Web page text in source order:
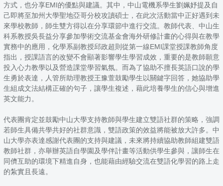
方式，也分享EMI的優點與建議。其中，中山電機系學生劉姵妤提及自
己即將至加州大學聖地亞哥分校攻讀碩士，在此次活動當中正好遇到未
來學校教師，師生雙方得以在分享環節中進行交流。教師代表、中山生
科系教授吳長益分享參加學術交流基金會海外研修計畫的心得與在教學
實務中的應用，化學系副教授邱政超則從第一線EMI課堂授課教師角度
指出，授課語言的改變不會顯著影響學生學習成效，重要的是教師願意
投入心力教學以及營造課堂學習氣氛。而為了協助不擅長英語口說的學
生勇於表達，人管所助理教授王豫萱鼓勵學生以關鍵字回答，她協助學
生組成文法結構正確的句子，讓學生複述，藉此培養學生的信心與增進
英文能力。
代表團肯定並鼓勵中山大學支持教師與學生建立雙語社群的策略，強調
若師生具備共學共好的社群意識，雙語政策的效益將能被放大許多。中
山大學亦表達感謝代表團的支持與建議，未來將持續協助教師組建雙語
教師社群，亦舉辦英語自學園及學伴計畫等活動供學生參與，讓師生在
同儕互助的環境下精進自身，也能藉由經驗交流在雙語化學習的路上走
的紮實且長遠。